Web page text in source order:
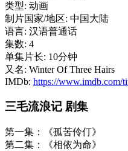
类型: 动画
制片国家/地区: 中国大陆
语言: 汉语普通话
集数: 4
单集片长: 10分钟
又名: Winter Of Three Hairs
IMDb: https://www.imdb.com/
三毛流浪记 剧集
第一集：《孤苦伶仃》
第二集：《相依为命》